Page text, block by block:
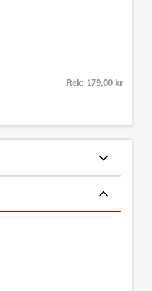
Rek: 179,00 kr